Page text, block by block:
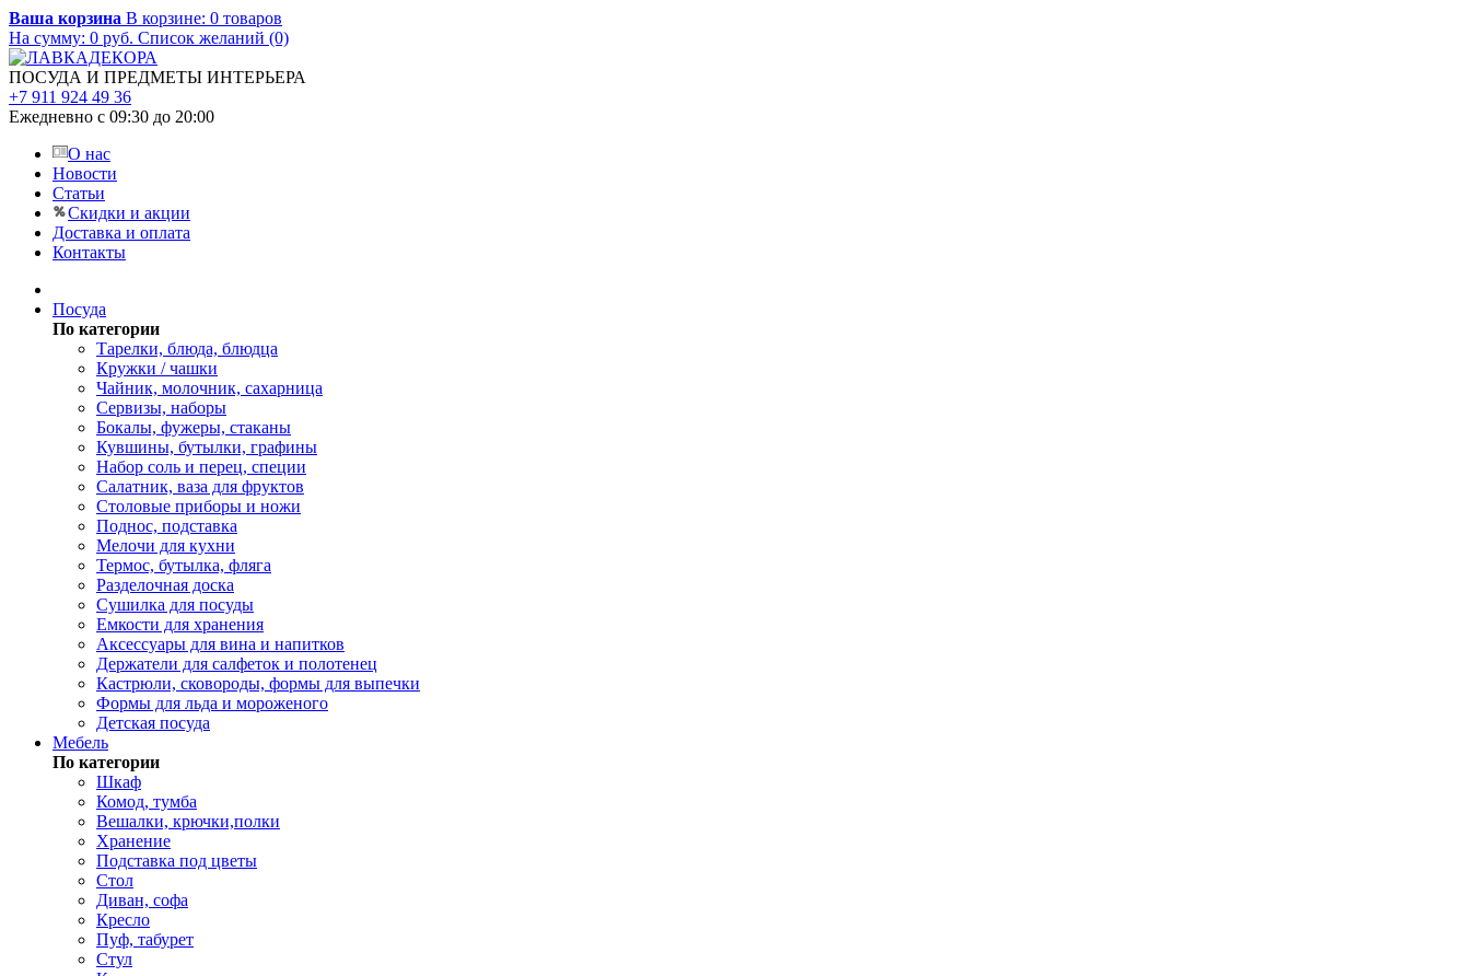
Ваша корзина В корзине: 0 товаров
На сумму: 0 руб. Список желаний (0)
ПОСУДА И ПРЕДМЕТЫ ИНТЕРЬЕРА
+7 911 924 49 36
Ежедневно с 09:30 до 20:00
О нас
Новости
Статьи
Скидки и акции
Доставка и оплата
Контакты
Посуда
По категории
Тарелки, блюда, блюдца
Кружки / чашки
Чайник, молочник, сахарница
Сервизы, наборы
Бокалы, фужеры, стаканы
Кувшины, бутылки, графины
Набор соль и перец, специи
Салатник, ваза для фруктов
Столовые приборы и ножи
Поднос, подставка
Мелочи для кухни
Термос, бутылка, фляга
Разделочная доска
Сушилка для посуды
Емкости для хранения
Аксессуары для вина и напитков
Держатели для салфеток и полотенец
Кастрюли, сковороды, формы для выпечки
Формы для льда и мороженого
Детская посуда
Мебель
По категории
Шкаф
Комод, тумба
Вешалки, крючки,полки
Хранение
Подставка под цветы
Стол
Диван, софа
Кресло
Пуф, табурет
Стул